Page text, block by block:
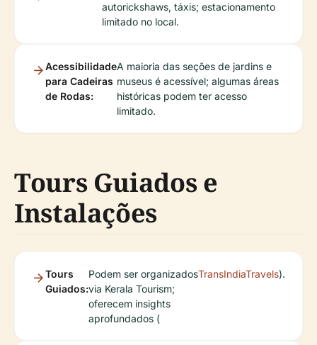
autorickshaws, táxis; estacionamento
limitado no local.
Acessibilidade
para Cadeiras
de Rodas:
A maioria das seções de jardins e
museus é acessível; algumas áreas
históricas podem ter acesso
limitado.
Tours Guiados e
Instalações
Tours
Guiados:
Podem ser organizados
via Kerala Tourism;
oferecem insights
aprofundados (
TransIndiaTravels).